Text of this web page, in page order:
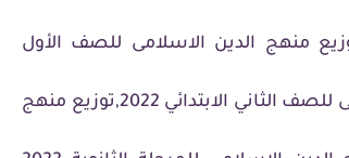
منهج الدين الاسلامى للصف الأول
الابتدائي 2022,توزيع منهج الدين الاسلامى للصف الثاني الابتدائي 2022,توزيع منهج